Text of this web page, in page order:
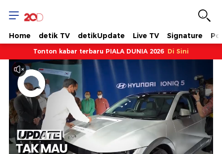
Home detik TV detikUpdate Live TV Signature
Tonton kabar terbaru PIALA DUNIA 2026 Di Sini